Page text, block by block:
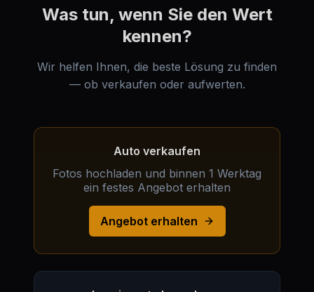
Was tun, wenn Sie den Wert
kennen?
Wir helfen Ihnen, die beste Lösung zu finden
— ob verkaufen oder aufwerten.
Auto verkaufen
Fotos hochladen und binnen 1 Werktag
ein festes Angebot erhalten
Angebot erhalten